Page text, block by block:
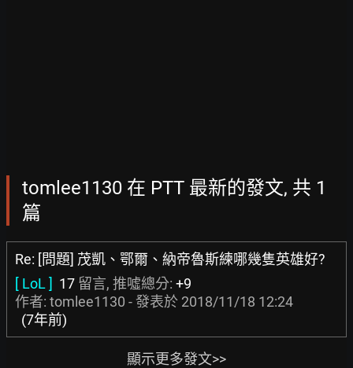
tomlee1130 在 PTT 最新的發文, 共 1
篇
Re: [問題] 茂凱、鄂爾、納帝魯斯練哪幾隻英雄好?
[ LoL ] 17 留言, 推噓總分: +9
作者: tomlee1130 - 發表於 2018/11/18 12:24
(7年前)
顯示更多發文>>